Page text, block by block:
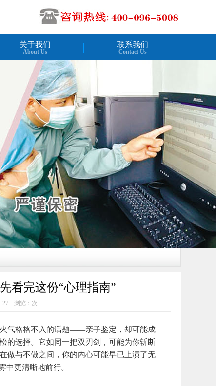
关于我们
About Us
联系我们
Contact Us
看完这份“心理指南”
27 浏览： 次
气格格不入的话题——亲子鉴定，却可能成
的选择。它如同一把双刃剑，可能为你斩断
做与不做之间，你的内心可能早已上演了无
中更清晰地前行。